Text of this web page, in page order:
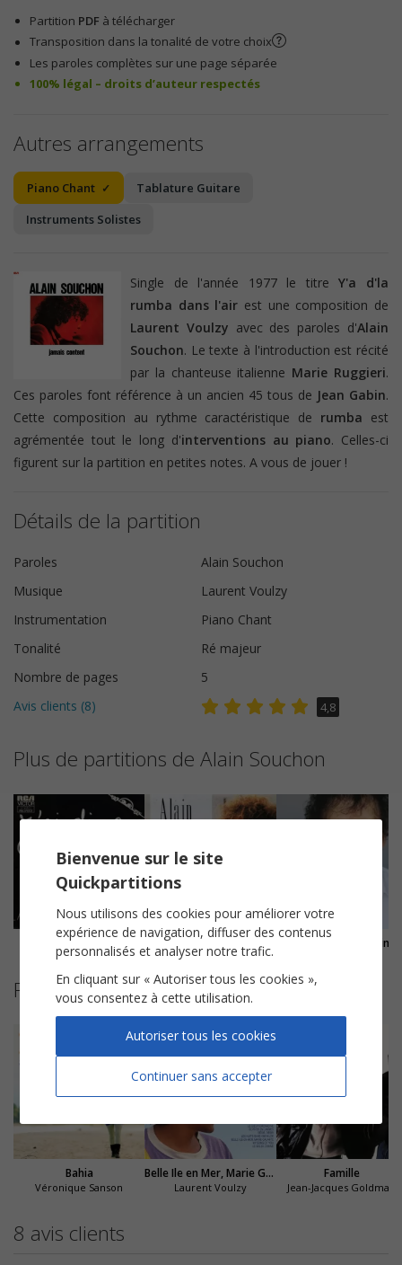
Partition PDF à télécharger
Transposition dans la tonalité de votre choix
Les paroles complètes sur une page séparée
100% légal – droits d’auteur respectés
Autres arrangements
Piano Chant
Tablature Guitare
Instruments Solistes
Single de l'année 1977 le titreY'a d'la
rumba dans l'air est une composition de
Laurent Voulzy avec des paroles d'Alain
Souchon. Le texte à l'introduction est récité
par la chanteuse italienne Marie Ruggieri.
Ces paroles font référence à un ancien 45 tous de Jean Gabin.
Cette composition au rythme caractéristique de rumba est
agrémentée tout le long d'interventions au piano. Celles-ci
figurent sur la partition en petites notes. A vous de jouer !
Détails de la partition
Paroles
Alain Souchon
Musique
Laurent Voulzy
Instrumentation
Piano Chant
Tonalité
Ré majeur
Nombre de pages
5
Avis clients (8) 4,8
Plus de partitions de Alain Souchon
J'ai dix ans Quand je serai K.O. L'amour à la machine
Partitions suggérées
Bahia
Véronique Sanson
Belle Ile en Mer, Marie Galante
Laurent Voulzy
Famille
Jean-Jacques Goldman
8 avis clients
Bienvenue sur le site
Quickpartitions
Nous utilisons des cookies pour améliorer votre
expérience de navigation, diffuser des contenus
personnalisés et analyser notre trafic.
En cliquant sur « Autoriser tous les cookies »,
vous consentez à cette utilisation.
Continuer sans accepter
Autoriser tous les cookies